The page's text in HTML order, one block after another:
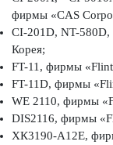
фирмы «CAS
CI-201D, NT-580D,
Корея;
FT-11, фирмы
FT-11D, фирмы
WE 2110, фирмы
DIS2116, фирмы
ХК3190-А12Е,